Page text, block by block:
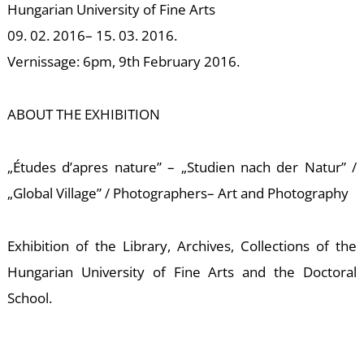
Hungarian University of Fine Arts
09. 02. 2016– 15. 03. 2016.
Vernissage: 6pm, 9th February 2016.
ABOUT THE EXHIBITION
„Études d’apres nature”– „Studien nach der Natur”/
„Global Village”/ Photographers– Art and Photography
Exhibition of the Library, Archives, Collections of the
Hungarian University of Fine Arts and the Doctoral
School.